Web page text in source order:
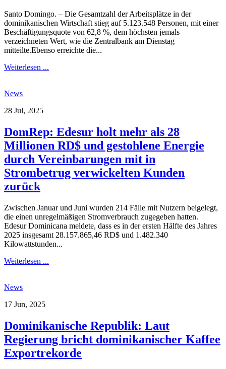
Santo Domingo. – Die Gesamtzahl der Arbeitsplätze in der
dominikanischen Wirtschaft stieg auf 5.123.548 Personen, mit einer
Beschäftigungsquote von 62,8 %, dem höchsten jemals
verzeichneten Wert, wie die Zentralbank am Dienstag
mitteilte.Ebenso erreichte die...
Weiterlesen ...
News
28 Jul, 2025
DomRep: Edesur holt mehr als 28
Millionen RD$ und gestohlene Energie
durch Vereinbarungen mit in
Strombetrug verwickelten Kunden
zurück
Zwischen Januar und Juni wurden 214 Fälle mit Nutzern beigelegt,
die einen unregelmäßigen Stromverbrauch zugegeben hatten.
Edesur Dominicana meldete, dass es in der ersten Hälfte des Jahres
2025 insgesamt 28.157.865,46 RD$ und 1.482.340
Kilowattstunden...
Weiterlesen ...
News
17 Jun, 2025
Dominikanische Republik: Laut
Regierung bricht dominikanischer Kaffee
Exportrekorde